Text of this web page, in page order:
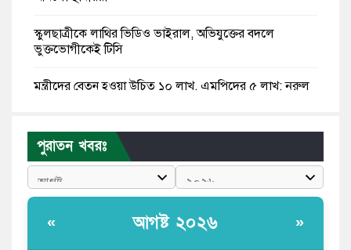
স্কুলছাত্রীকে লাথির ভিডিও ভাইরাল, অভিযুক্তের বদলে
ভুক্তভোগীকেই টিসি
মন্ত্রীদের বেতন হওয়া উচিত ১০ লাখ, এমপিদের ৫ লাখ: নুরুল
রাষ্ট্রপতি পদে প্রস্তাব পাননি ড. ইউনূস, বিএনপির বিবেচনায় মির্জা
ফখরুল
আধা কিলোমিটারের কাজ চলছে মাসের পর মাস: কুমিল্লার
পুরাতন খবরঃ
« আগষ্ট ২০২৬ »